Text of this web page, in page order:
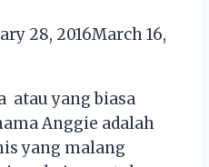
28, 2016March 16,
atau yang biasa
Anggie adalah
yang malang